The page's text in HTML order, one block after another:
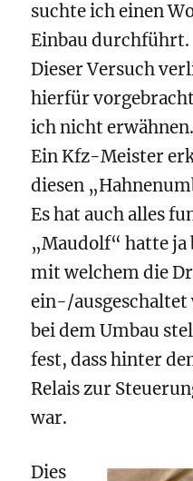
suchte ich einen
Einbau durchführt.
Dieser Versuch
hierfür
ich nicht erwähnen.
Ein Kfz-Meister
diesen
Es hat auch alles
„Maudolf“ hatte ja
mit welchem die
ein-/ausgeschaltet
bei dem Umbau
fest, dass hinter
Relais zur
war.
Dies